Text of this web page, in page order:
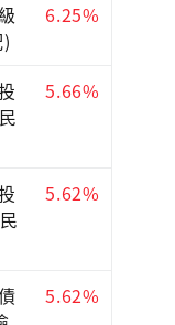
6.25%
5.66%
5.62%
5.62%